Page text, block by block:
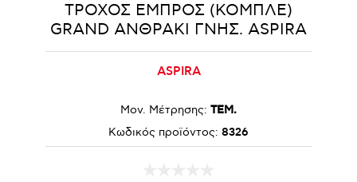
ΤΡΟΧΟΣ ΕΜΠΡΟΣ (ΚΟΜΠΛΕ)
GRAND ΑΝΘΡΑΚΙ ΓΝΗΣ. ASPIRA
ASPIRA
Μον. Μέτρησης: ΤΕΜ.
Κωδικός προϊόντος: 8326